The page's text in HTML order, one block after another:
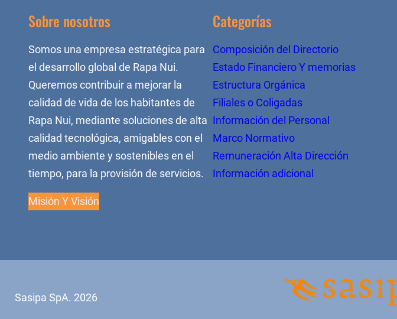
Sobre nosotros
Somos una empresa estratégica para
el desarrollo global de Rapa Nui.
Queremos contribuir a mejorar la
calidad de vida de los habitantes de
Rapa Nui, mediante soluciones de alta
calidad tecnológica, amigables con el
medio ambiente y sostenibles en el
tiempo, para la provisión de servicios.
Misión Y Visión
Categorías
Composición del Directorio
Estado Financiero Y memorias
Estructura Orgánica
Filiales o Coligadas
Información del Personal
Marco Normativo
Remuneración Alta Dirección
Información adicional
Sasipa SpA. 2026